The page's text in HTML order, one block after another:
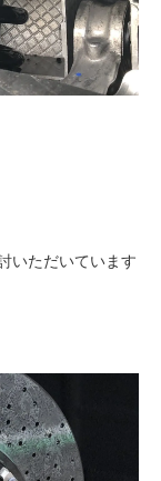
いただいています